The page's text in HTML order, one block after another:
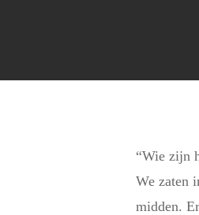
“Wie zijn
We zaten
midden.